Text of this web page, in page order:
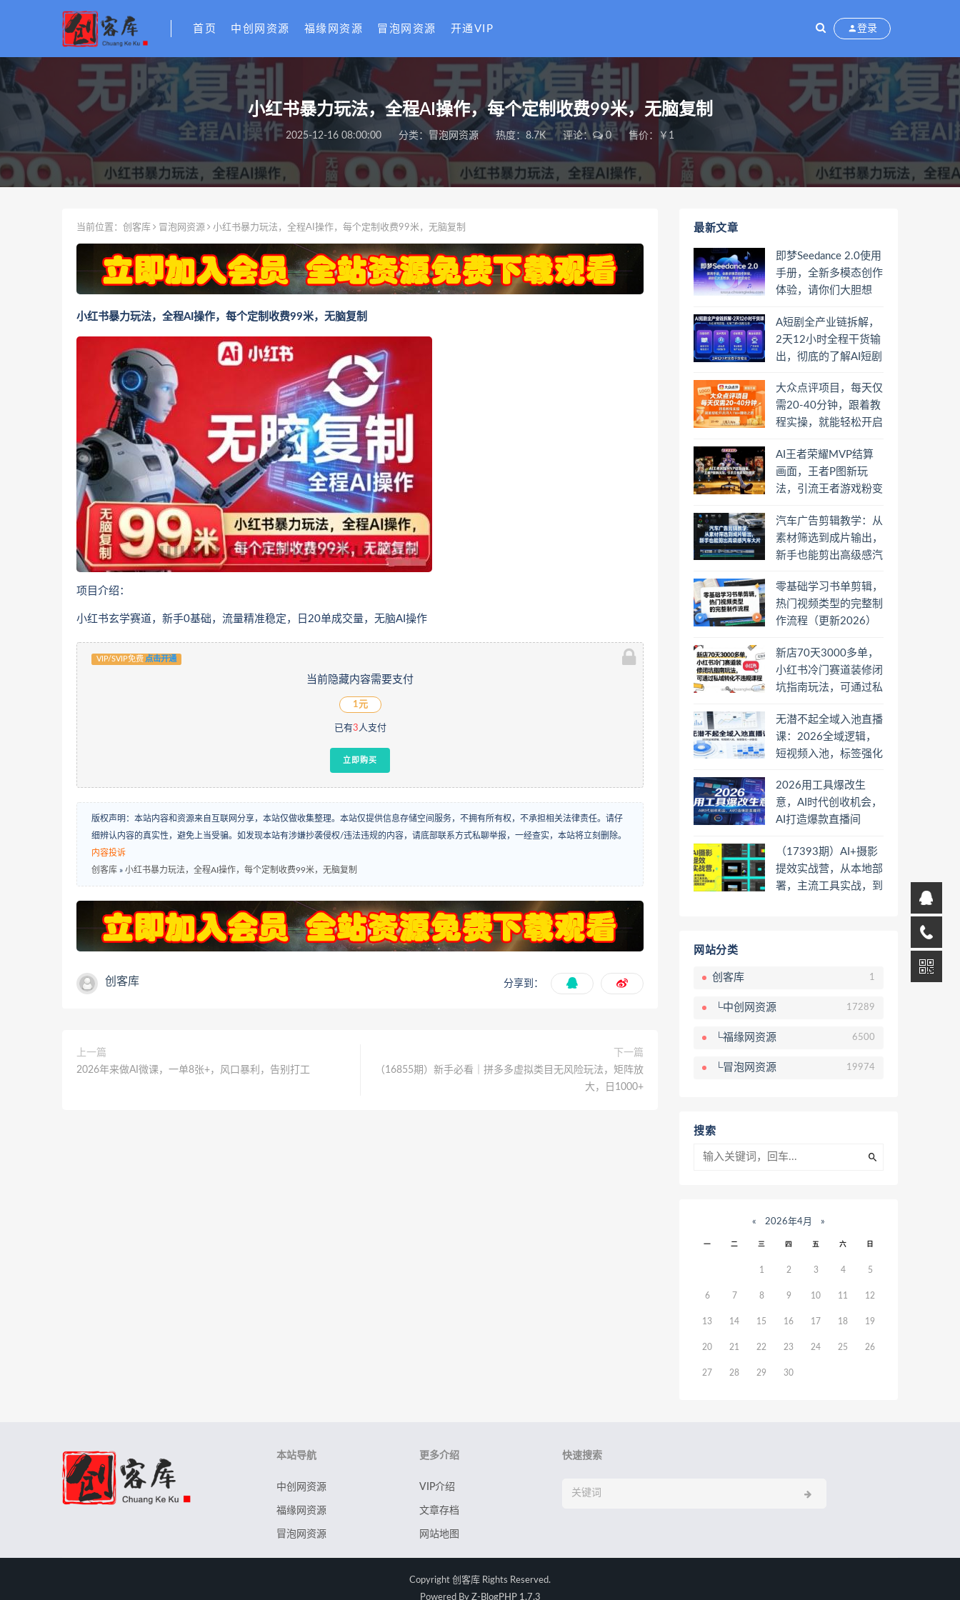
首页 中创网资源 福缘网资源 冒泡网资源 开通VIP 登录
小红书暴力玩法，全程AI操作，每个定制收费99米，无脑复制
2025-12-16 08:00:00 分类： 冒泡网资源 热度：8.7K 评论： 0 售价：￥1
当前位置： 创客库 冒泡网资源 小红书暴力玩法，全程AI操作，每个定制收费99米，无脑复制
小红书暴力玩法，全程AI操作，每个定制收费99米，无脑复制
项目介绍：
小红书玄学赛道，新手0基础，流量精准稳定，日20单成交量，无脑AI操作
VIP/SVIP免费 点击开通
当前隐藏内容需要支付
1元
已有3人支付
立即购买
版权声明：本站内容和资源来自互联网分享，本站仅做收集整理。本站仅提供信息存储空间服务，不拥有所有权，不承担相关法律责任。请仔
细辨认内容的真实性，避免上当受骗。如发现本站有涉嫌抄袭侵权/违法违规的内容，请底部联系方式私聊举报，一经查实，本站将立刻删除。
内容投诉
创客库 » 小红书暴力玩法，全程AI操作，每个定制收费99米，无脑复制
创客库 分享到：
上一篇
2026年来做AI微课，一单8张+，风口暴利，告别打工
下一篇
（16855期）新手必看｜拼多多虚拟类目无风险玩法，矩阵放
大，日1000+
最新文章
即梦Seedance 2.0使用
手册，全新多模态创作
体验，请你们大胆想
A短剧全产业链拆解，
2天12小时全程干货输
出，彻底的了解AI短剧
大众点评项目，每天仅
需20-40分钟，跟着教
程实操，就能轻松开启
AI王者荣耀MVP结算
画面，王者P图新玩
法，引流王者游戏粉变
汽车广告剪辑教学：从
素材筛选到成片输出，
新手也能剪出高级感汽
零基础学习书单剪辑，
热门视频类型的完整制
作流程（更新2026）
新店70天3000多单，
小红书冷门赛道装修闭
坑指南玩法，可通过私
无潜不起全域入池直播
课：2026全域逻辑，
短视频入池，标签强化
2026用工具爆改生
意，AI时代创收机会，
AI打造爆款直播间
（17393期）AI+摄影
提效实战营，从本地部
署，主流工具实战，到
网站分类
创客库 1
└中创网资源 17289
└福缘网资源 6500
└冒泡网资源 19974
搜索
« 2026年4月 »
一 二 三 四 五 六 日
1 2 3 4 5
6 7 8 9 10 11 12
13 14 15 16 17 18 19
20 21 22 23 24 25 26
27 28 29 30
本站导航
中创网资源
福缘网资源
冒泡网资源
更多介绍
VIP介绍
文章存档
网站地图
快速搜索
Copyright 创客库 Rights Reserved.
Powered By Z-BlogPHP 1.7.3